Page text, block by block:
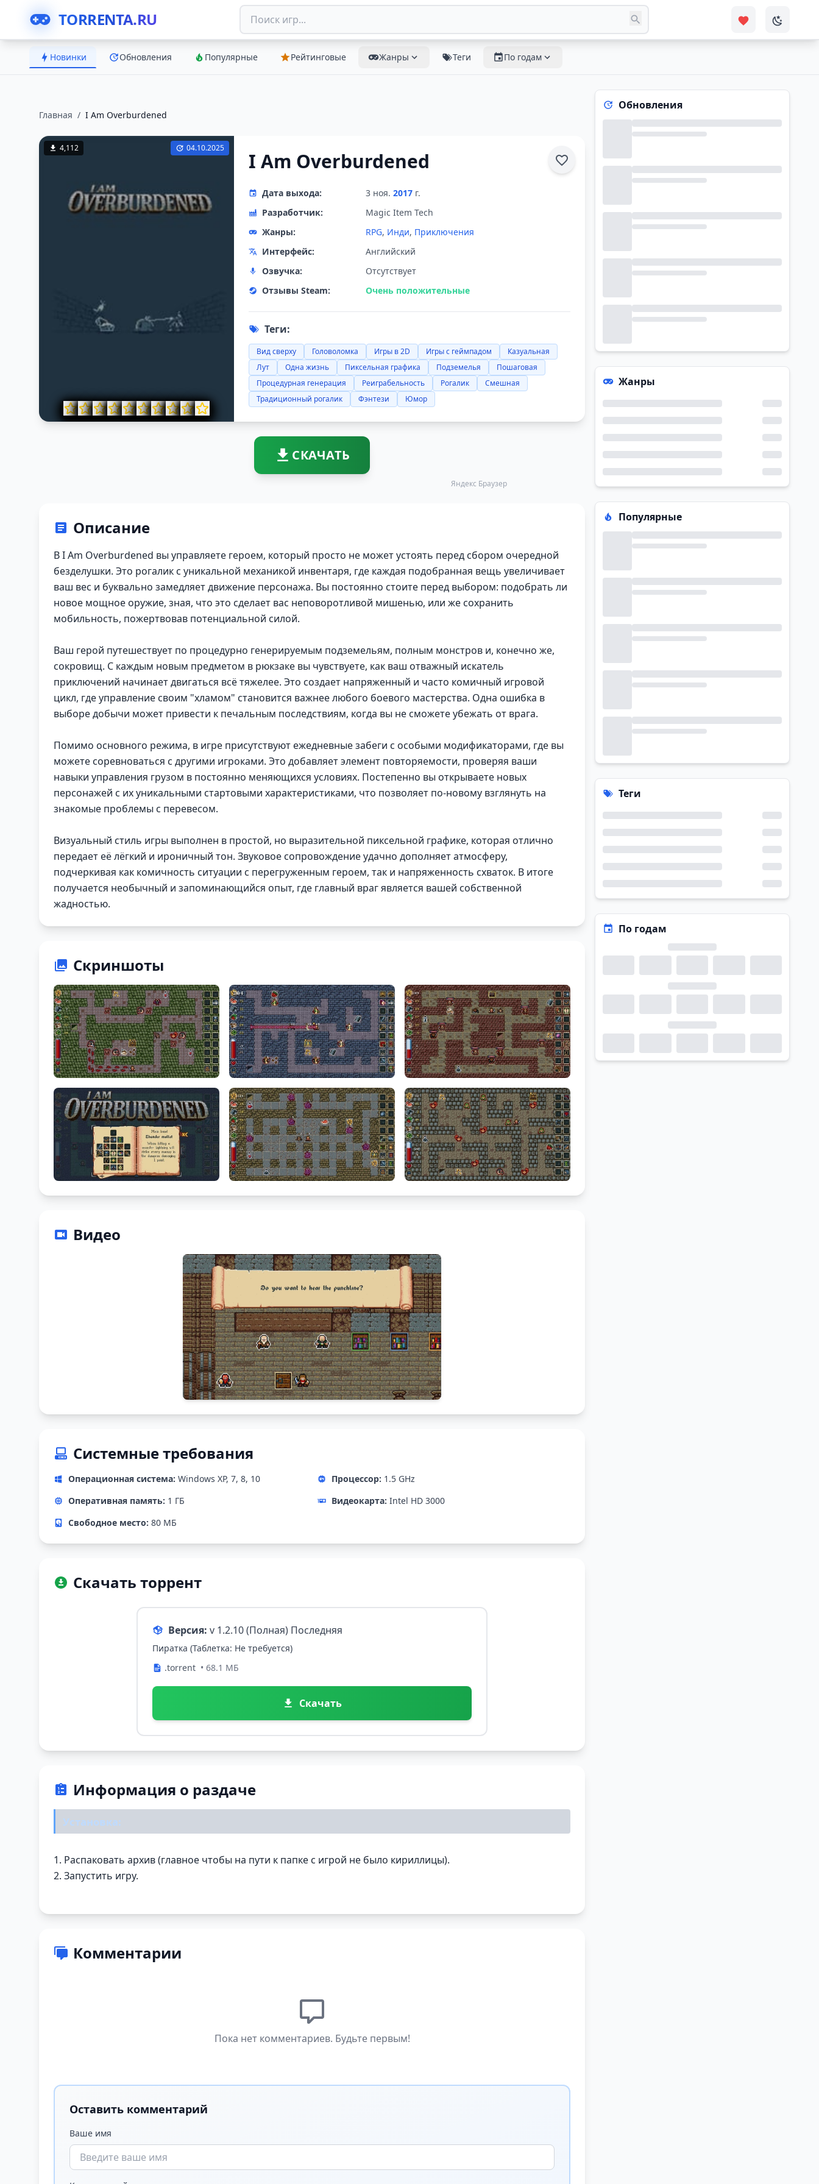
TORRENTA.RU
Новинки Обновления Популярные Рейтинговые Жанры Теги По годам
Главная / I Am Overburdened
4,112 04.10.2025
I Am Overburdened
Дата выхода: 3 ноя. 2017 г.
Разработчик:
Magic Item Tech
Жанры:
RPG, Инди, Приключения
Интерфейс:
Английский
Озвучка:
Отсутствует
Отзывы Steam:
Очень положительные
Теги:
Вид сверху Головоломка Игры в 2D Игры с геймпадом
Казуальная
Лут
Одна жизнь Пиксельная графика Подземелья
Пошаговая
Процедурная генерация
Реиграбельность Рогалик
Смешная
Традиционный рогалик
Фэнтези Юмор
СКАЧАТЬ
Яндекс Браузер
Описание
В I Am Overburdened вы управляете героем, который просто не может устоять перед сбором очередной
безделушки. Это рогалик с уникальной механикой инвентаря, где каждая подобранная вещь увеличивает
ваш вес и буквально замедляет движение персонажа. Вы постоянно стоите перед выбором: подобрать ли
новое мощное оружие, зная, что это сделает вас неповоротливой мишенью, или же сохранить
мобильность, пожертвовав потенциальной силой.
Ваш герой путешествует по процедурно генерируемым подземельям, полным монстров и, конечно же,
сокровищ. С каждым новым предметом в рюкзаке вы чувствуете, как ваш отважный искатель
приключений начинает двигаться всё тяжелее. Это создает напряженный и часто комичный игровой
цикл, где управление своим "хламом" становится важнее любого боевого мастерства. Одна ошибка в
выборе добычи может привести к печальным последствиям, когда вы не сможете убежать от врага.
Помимо основного режима, в игре присутствуют ежедневные забеги с особыми модификаторами, где вы
можете соревноваться с другими игроками. Это добавляет элемент повторяемости, проверяя ваши
навыки управления грузом в постоянно меняющихся условиях. Постепенно вы открываете новых
персонажей с их уникальными стартовыми характеристиками, что позволяет по-новому взглянуть на
знакомые проблемы с перевесом.
Визуальный стиль игры выполнен в простой, но выразительной пиксельной графике, которая отлично
передает её лёгкий и ироничный тон. Звуковое сопровождение удачно дополняет атмосферу,
подчеркивая как комичность ситуации с перегруженным героем, так и напряженность схваток. В итоге
получается необычный и запоминающийся опыт, где главный враг является вашей собственной
жадностью.
Скриншоты
Видео
Системные требования
Операционная система: Windows XP, 7, 8, 10 Процессор: 1.5 GHz
Оперативная память: 1 ГБ Видеокарта: Intel HD 3000
Свободное место: 80 МБ
Скачать торрент
Версия: v 1.2.10 (Полная) Последняя
Пиратка (Таблетка: Не требуется)
.torrent • 68.1 МБ
Скачать
Информация о раздаче
Установка:
1. Распаковать архив (главное чтобы на пути к папке с игрой не было кириллицы).
2. Запустить игру.
Комментарии
Пока нет комментариев. Будьте первым!
Оставить комментарий
Ваше имя
Обновления
Жанры
Популярные
Теги
По годам